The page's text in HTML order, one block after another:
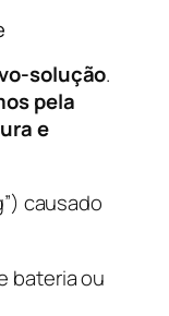
solução.
pela
e
causado
bateria ou